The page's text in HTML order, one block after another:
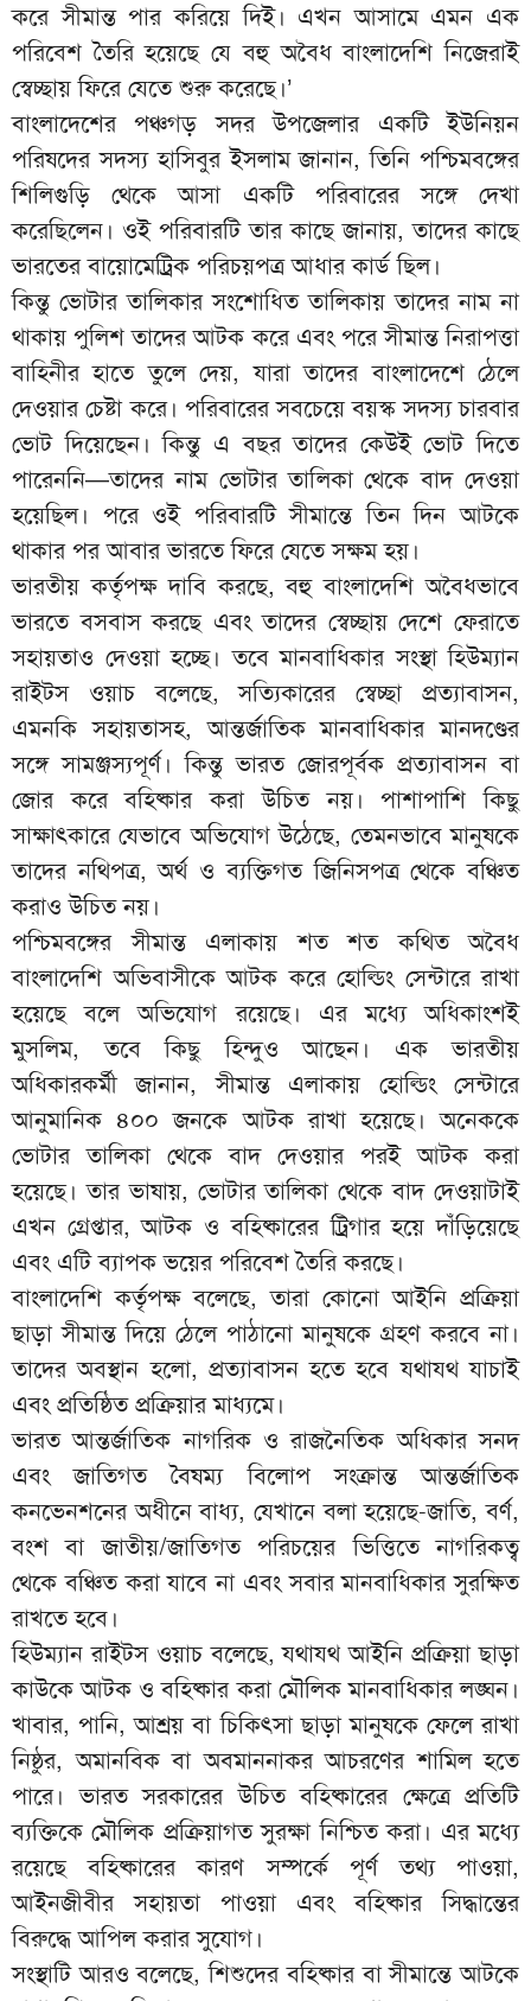
করে সীমান্ত পার করিয়ে দিই। এখন আসামে এমন এক
পরিবেশ তৈরি হয়েছে যে বহু অবৈধ বাংলাদেশি নিজেরাই
স্বেচ্ছায় ফিরে যেতে শুরু করেছে।’
বাংলাদেশের পঞ্চগড় সদর উপজেলার একটি ইউনিয়ন
পরিষদের সদস্য হাসিবুর ইসলাম জানান, তিনি পশ্চিমবঙ্গের
শিলিগুড়ি থেকে আসা একটি পরিবারের সঙ্গে দেখা
করেছিলেন। ওই পরিবারটি তার কাছে জানায়, তাদের কাছে
ভারতের বায়োমেট্রিক পরিচয়পত্র আধার কার্ড ছিল।
কিন্তু ভোটার তালিকার সংশোধিত তালিকায় তাদের নাম না
থাকায় পুলিশ তাদের আটক করে এবং পরে সীমান্ত নিরাপত্তা
বাহিনীর হাতে তুলে দেয়, যারা তাদের বাংলাদেশে ঠেলে
দেওয়ার চেষ্টা করে। পরিবারের সবচেয়ে বয়স্ক সদস্য চারবার
ভোট দিয়েছেন। কিন্তু এ বছর তাদের কেউই ভোট দিতে
পারেননি—তাদের নাম ভোটার তালিকা থেকে বাদ দেওয়া
হয়েছিল। পরে ওই পরিবারটি সীমান্তে তিন দিন আটকে
থাকার পর আবার ভারতে ফিরে যেতে সক্ষম হয়।
ভারতীয় কর্তৃপক্ষ দাবি করছে, বহু বাংলাদেশি অবৈধভাবে
ভারতে বসবাস করছে এবং তাদের স্বেচ্ছায় দেশে ফেরাতে
সহায়তাও দেওয়া হচ্ছে। তবে মানবাধিকার সংস্থা হিউম্যান
রাইটস ওয়াচ বলেছে, সত্যিকারের স্বেচ্ছা প্রত্যাবাসন,
এমনকি সহায়তাসহ, আন্তর্জাতিক মানবাধিকার মানদণ্ডের
সঙ্গে সামঞ্জস্যপূর্ণ। কিন্তু ভারত জোরপূর্বক প্রত্যাবাসন বা
জোর করে বহিষ্কার করা উচিত নয়। পাশাপাশি কিছু
সাক্ষাৎকারে যেভাবে অভিযোগ উঠেছে, তেমনভাবে মানুষকে
তাদের নথিপত্র, অর্থ ও ব্যক্তিগত জিনিসপত্র থেকে বঞ্চিত
করাও উচিত নয়।
পশ্চিমবঙ্গের সীমান্ত এলাকায় শত শত কথিত অবৈধ
বাংলাদেশি অভিবাসীকে আটক করে হোল্ডিং সেন্টারে রাখা
হয়েছে বলে অভিযোগ রয়েছে। এর মধ্যে অধিকাংশই
মুসলিম, তবে কিছু হিন্দুও আছেন। এক ভারতীয়
অধিকারকর্মী জানান, সীমান্ত এলাকায় হোল্ডিং সেন্টারে
আনুমানিক ৪০০ জনকে আটক রাখা হয়েছে। অনেককে
ভোটার তালিকা থেকে বাদ দেওয়ার পরই আটক করা
হয়েছে। তার ভাষায়, ভোটার তালিকা থেকে বাদ দেওয়াটাই
এখন গ্রেপ্তার, আটক ও বহিষ্কারের ট্রিগার হয়ে দাঁড়িয়েছে
এবং এটি ব্যাপক ভয়ের পরিবেশ তৈরি করছে।
বাংলাদেশি কর্তৃপক্ষ বলেছে, তারা কোনো আইনি প্রক্রিয়া
ছাড়া সীমান্ত দিয়ে ঠেলে পাঠানো মানুষকে গ্রহণ করবে না।
তাদের অবস্থান হলো, প্রত্যাবাসন হতে হবে যথাযথ যাচাই
এবং প্রতিষ্ঠিত প্রক্রিয়ার মাধ্যমে।
ভারত আন্তর্জাতিক নাগরিক ও রাজনৈতিক অধিকার সনদ
এবং জাতিগত বৈষম্য বিলোপ সংক্রান্ত আন্তর্জাতিক
কনভেনশনের অধীনে বাধ্য, যেখানে বলা হয়েছে-জাতি, বর্ণ,
বংশ বা জাতীয়/জাতিগত পরিচয়ের ভিত্তিতে নাগরিকত্ব
থেকে বঞ্চিত করা যাবে না এবং সবার মানবাধিকার সুরক্ষিত
রাখতে হবে।
হিউম্যান রাইটস ওয়াচ বলেছে, যথাযথ আইনি প্রক্রিয়া ছাড়া
কাউকে আটক ও বহিষ্কার করা মৌলিক মানবাধিকার লঙ্ঘন।
খাবার, পানি, আশ্রয় বা চিকিৎসা ছাড়া মানুষকে ফেলে রাখা
নিষ্ঠুর, অমানবিক বা অবমাননাকর আচরণের শামিল হতে
পারে। ভারত সরকারের উচিত বহিষ্কারের ক্ষেত্রে প্রতিটি
ব্যক্তিকে মৌলিক প্রক্রিয়াগত সুরক্ষা নিশ্চিত করা। এর মধ্যে
রয়েছে বহিষ্কারের কারণ সম্পর্কে পূর্ণ তথ্য পাওয়া,
আইনজীবীর সহায়তা পাওয়া এবং বহিষ্কার সিদ্ধান্তের
বিরুদ্ধে আপিল করার সুযোগ।
সংস্থাটি আরও বলেছে, শিশুদের বহিষ্কার বা সীমান্তে আটকে